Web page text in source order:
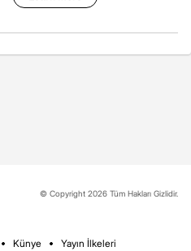
© Copyright 2026 Tüm Hakları Gizlidir.
Künye Yayın İlkeleri